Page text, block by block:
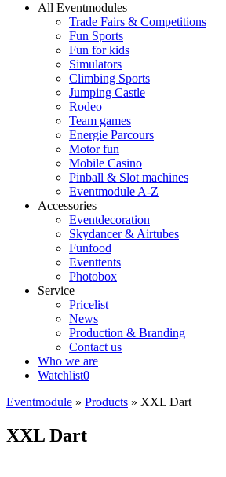
All Eventmodules
Trade Fairs & Competitions
Fun Sports
Fun for kids
Simulators
Climbing Sports
Jumping Castle
Rodeo
Team games
Energie Parcours
Motor fun
Mobile Casino
Pinball & Slot machines
Eventmodule A-Z
Accessories
Eventdecoration
Skydancer & Airtubes
Funfood
Eventtents
Photobox
Service
Pricelist
News
Production & Branding
Contact us
Who we are
Watchlist0
Eventmodule » Products » XXL Dart
XXL Dart